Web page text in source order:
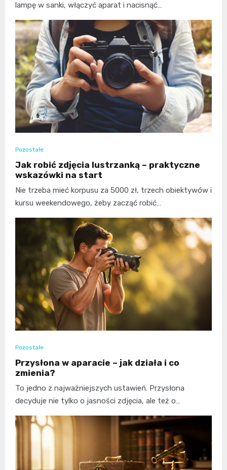
lampę w sanki, włączyć aparat i nacisnąć…
Pozostałe
Jak robić zdjęcia lustrzanką – praktyczne
wskazówki na start
Nie trzeba mieć korpusu za 5000 zł, trzech obiektywów i
kursu weekendowego, żeby zacząć robić…
Pozostałe
Przysłona w aparacie – jak działa i co
zmienia?
To jedno z najważniejszych ustawień. Przysłona
decyduje nie tylko o jasności zdjęcia, ale też o…